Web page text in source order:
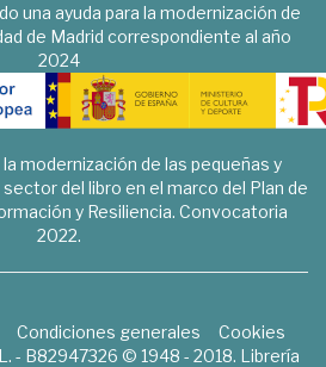
una ayuda para la modernización de
de Madrid correspondiente al año
2024
modernización de las pequeñas y
del libro en el marco del Plan de
y Resiliencia. Convocatoria
2022.
Condiciones generales
Cookies
- B82947326 © 1948 - 2018. Librería